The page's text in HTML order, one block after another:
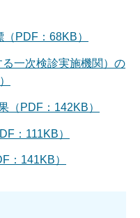
PDF：68KB）
一次検診実施機関）の
（PDF：142KB）
：111KB）
：141KB）